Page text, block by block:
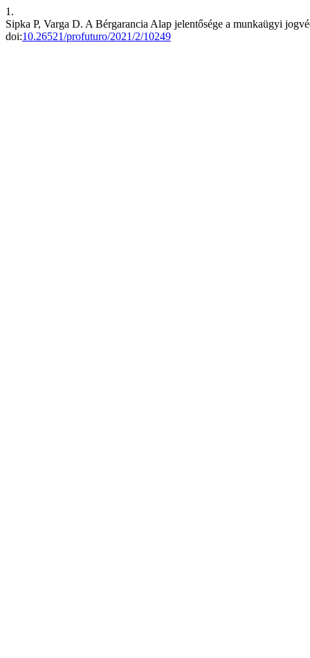
1.
Sipka P, Varga D. A Bérgarancia Alap jelentősége a munkaügyi
doi:10.26521/profuturo/2021/2/10249